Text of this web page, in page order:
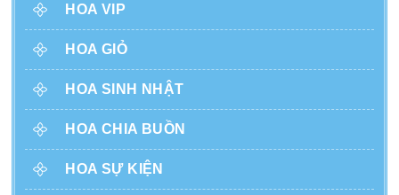
HOA VIP
HOA GIỎ
HOA SINH NHẬT
HOA CHIA BUỒN
HOA SỰ KIỆN